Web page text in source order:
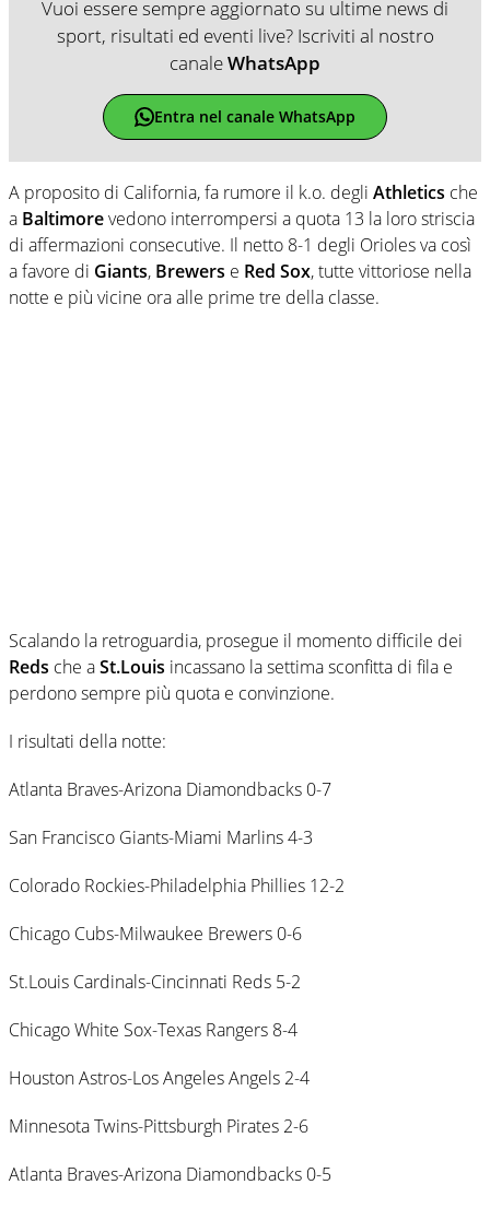
Vuoi essere sempre aggiornato su ultime news di
sport, risultati ed eventi live? Iscriviti al nostro
canaleWhatsApp
Entra nel canale WhatsApp
A proposito di California, fa rumore il k.o. degli Athletics che
a Baltimorevedono interrompersi a quota 13 la loro striscia
di affermazioni consecutive. Il netto 8-1 degli Orioles va così
a favore di Giants, Brewers e Red Sox, tutte vittoriose nella
notte e più vicine ora alle prime tre della classe.
Scalando la retroguardia, prosegue il momento difficile dei
Reds che aSt.Louis incassano la settima sconfitta di fila e
perdono sempre più quota e convinzione.
I risultati della notte:
Atlanta Braves-Arizona Diamondbacks 0-7
San Francisco Giants-Miami Marlins 4-3
Colorado Rockies-Philadelphia Phillies 12-2
Chicago Cubs-Milwaukee Brewers 0-6
St.Louis Cardinals-Cincinnati Reds 5-2
Chicago White Sox-Texas Rangers 8-4
Houston Astros-Los Angeles Angels 2-4
Minnesota Twins-Pittsburgh Pirates 2-6
Atlanta Braves-Arizona Diamondbacks 0-5